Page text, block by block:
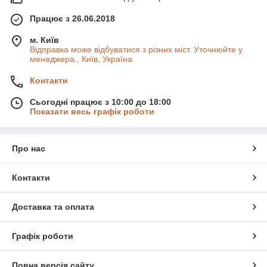
Працює з 26.06.2018
м. Київ
Відправка може відбуватися з різних міст. Уточнюйте у
менеджера., Київ, Україна
Контакти
Сьогодні працює з 10:00 до 18:00
Показати весь графік роботи
Про нас
Контакти
Доставка та оплата
Графік роботи